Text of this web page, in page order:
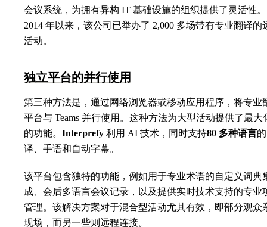
会议系统，为拥有异构 IT 基础设施的组织提供了灵活性
2014 年以来，该公司已举办了 2,000 多场带有专业翻译的
活动。
独立平台的并行使用
第三种方法是，通过网络浏览器或移动应用程序，将专业
平台与 Teams 并行使用。这种方法为大型活动提供了最大
的功能。 Interprefy 利用 AI 技术，同时支持80 多种语言
译、手语和自动字幕。
该平台包含独特的功能，例如用于专业术语的自定义词典
成、会后多语言会议记录，以及提供实时技术支持的专业
管理。该解决方案对于混合型活动尤其有效，即部分观众
现场，而另一些则远程连接。